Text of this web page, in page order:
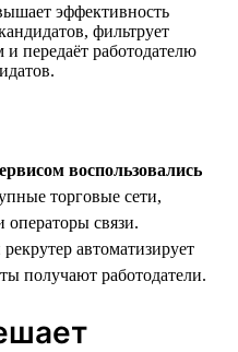
эффективность
фильтрует
передаёт работодателю
воспользовались
торговые сети,
операторы связи.
автоматизирует
получают работодатели.